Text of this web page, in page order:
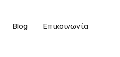
Blog Επικοινωνία